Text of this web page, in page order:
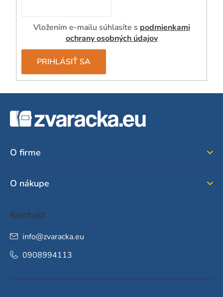
Vložením e-mailu súhlasíte s podmienkami
ochrany osobných údajov
PRIHLÁSIŤ SA
O firme
O nákupe
Kontakt
info@zvaracka.eu
0908994113